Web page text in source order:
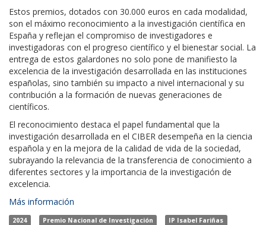
Estos premios, dotados con 30.000 euros en cada modalidad,
son el máximo reconocimiento a la investigación científica en
España y reflejan el compromiso de investigadores e
investigadoras con el progreso científico y el bienestar social. La
entrega de estos galardones no solo pone de manifiesto la
excelencia de la investigación desarrollada en las instituciones
españolas, sino también su impacto a nivel internacional y su
contribución a la formación de nuevas generaciones de
científicos.
El reconocimiento destaca el papel fundamental que la
investigación desarrollada en el CIBER desempeña en la ciencia
española y en la mejora de la calidad de vida de la sociedad,
subrayando la relevancia de la transferencia de conocimiento a
diferentes sectores y la importancia de la investigación de
excelencia.
Más información
2024 Premio Nacional de Investigación
IP Isabel Fariñas